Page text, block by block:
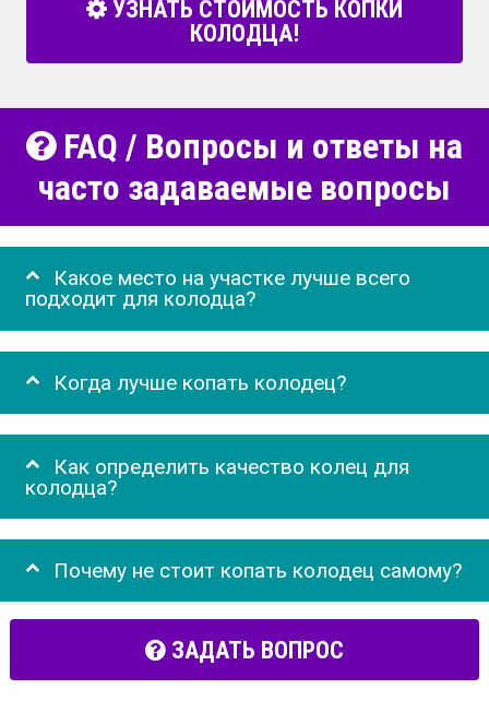
УЗНАТЬ СТОИМОСТЬ КОПКИ
КОЛОДЦА!
FAQ / Вопросы и ответы на
часто задаваемые вопросы
Какое место на участке лучше всего
подходит для колодца?
Когда лучше копать колодец?
Как определить качество колец для
колодца?
Почему не стоит копать колодец самому?
ЗАДАТЬ ВОПРОС